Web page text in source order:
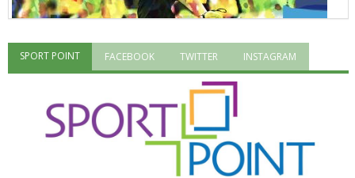
"Superare gli ostacoli": la relazione di Tiziano Pesce al CN Uisp
SPORT POINT FACEBOOK TWITTER INSTAGRAM